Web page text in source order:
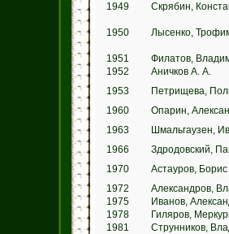
1949
Скрябин,
1950 Лысенко,
1951
Филатов,
1952
Аничков А. А.
1953
Петрищева,
1960
Опарин,
1963
Шмальгаузен,
1966
Здродовский,
1970
Астауров, Борис
1972
Александров,
1975
Иванов,
1978
Гиляров,
1981
Струнников,